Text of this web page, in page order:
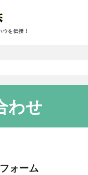
を伝授！
わせ
ォーム